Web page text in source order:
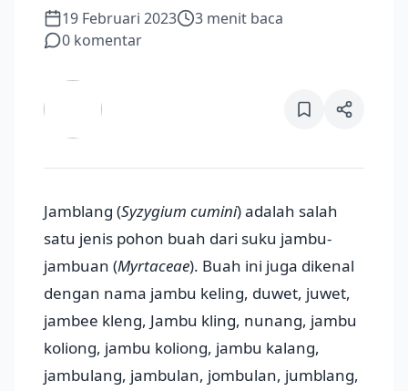
19 Februari 2023 3 menit baca
0 komentar
Jamblang (Syzygium cumini) adalah salah
satu jenis pohon buah dari suku jambu-
jambuan (Myrtaceae). Buah ini juga dikenal
dengan nama jambu keling, duwet, juwet,
jambee kleng, Jambu kling, nunang, jambu
koliong, jambu koliong, jambu kalang,
jambulang, jambulan, jombulan, jumblang,